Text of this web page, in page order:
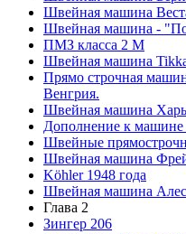
Швейная машина
Швейная машина -
ПМЗ класса 2 М
Швейная машина
Прямо строчная
Венгрия.
Швейная машина
Дополнение к машине
Швейные
Швейная машина
Köhler 1948 года
Швейная машина
Глава 2
Зингер 206